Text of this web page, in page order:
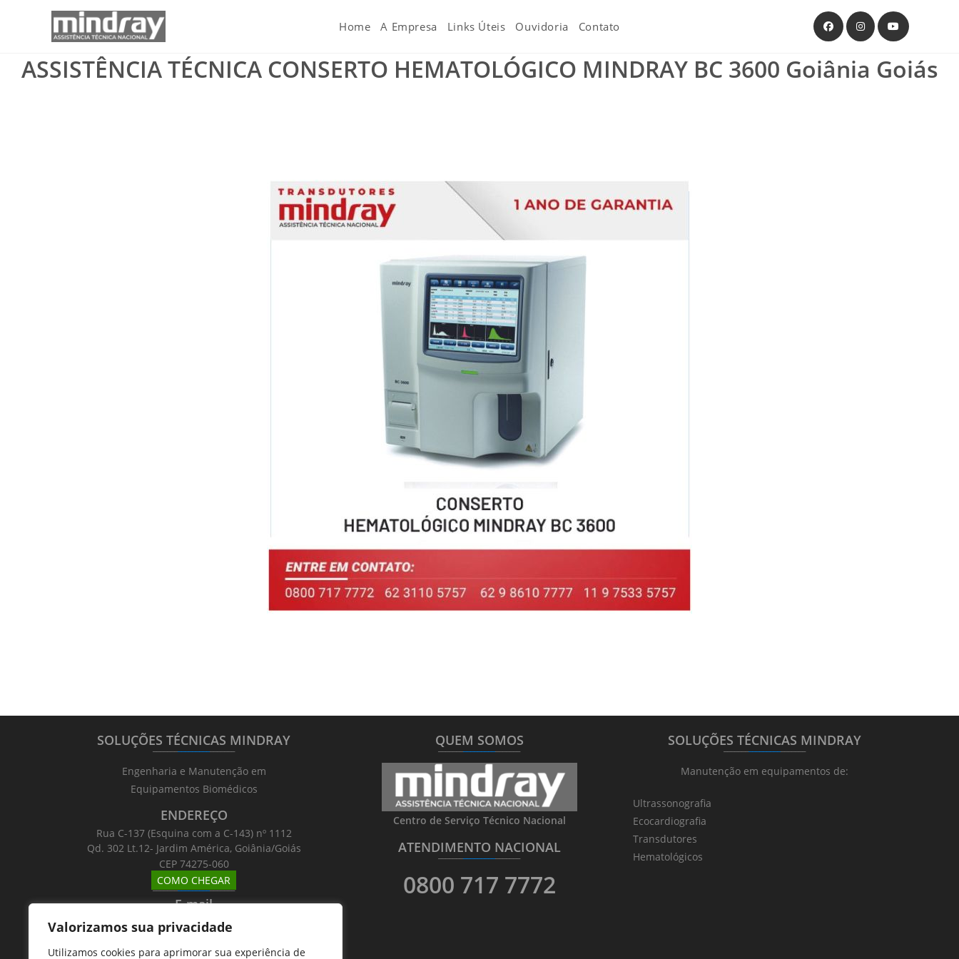
Valorizamos sua privacidade
Utilizamos cookies para aprimorar sua experiência de
conteúdo
Home A Empresa Links Úteis Ouvidoria Contato
ASSISTÊNCIA TÉCNICA CONSERTO HEMATOLÓGICO MINDRAY BC 3600 Goiânia Goiás
SOLUÇÕES TÉCNICAS MINDRAY
_______________________
Engenharia e Manutenção em
Equipamentos Biomédicos
ENDEREÇO
Rua C-137 (Esquina com a C-143) nº 1112
Qd. 302 Lt.12- Jardim América, Goiânia/Goiás
CEP 74275-060
COMO CHEGAR
_______________________
E-mail
Email: atntecnologiabrasil@gmail.com
QUEM SOMOS
_______________________
Centro de Serviço Técnico Nacional
ATENDIMENTO NACIONAL
_______________________
0800 717 7772
SOLUÇÕES TÉCNICAS MINDRAY
_______________________
Manutenção em equipamentos de:
Ultrassonografia
Ecocardiografia
Transdutores
Hematológicos